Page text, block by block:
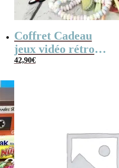
Coffret Cadeau
jeux vidéo rétro
(avec sa console de
42,90€